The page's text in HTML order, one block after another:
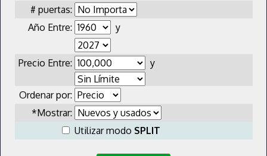
# puertas:
Año Entre:
y
Precio Entre: y
Ordenar por:
*Mostrar:
Utilizar modo SPLIT